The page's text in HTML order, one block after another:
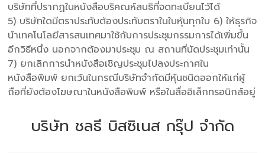
บริษัทที่ปรากฏในหนังสือบริคณห์สนธิที่จดทะเบียนไว้ได้
5) บริษัทใดมีตราประทับต้องประทับตราในใบหุ้นทุกใบ 6) ให้ธุรกิจ
นำเทคโนโลยีสารสนเทศมาใช้กับการประชุมกรรมการได้เพิ่มขึ้น
อีกวิธีหนึ่ง นอกจากต้องมาประชุม ณ สถานที่นัดประชุมเท่านั้น
7) ยกเลิกการนำหนังสือเชิญประชุมไปลงประกาศใน
หนังสือพิมพ์ ยกเว้นในกรณีบริษัทจำกัดมีหุ้นชนิดออกให้แก่ผู้
ถือที่ยังต้องโฆษณาในหนังสือพิมพ์ หรือในสื่ออิเล็กทรอนิกส์อยู่
บริษัท ชลธี บิสซิเนส กรุ๊ป จำกัด